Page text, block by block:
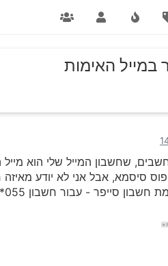
במייל האימות
שחשבון המייל שלי הוא
סיסמא, אבל אני לא יודע מאיזה
סייפר - עבור חשבון 055*********